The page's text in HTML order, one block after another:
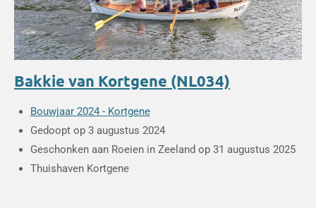
Bakkie van Kortgene (NL034)
Bouwjaar 2024 - Kortgene
Gedoopt op 3 augustus 2024
Geschonken aan Roeien in Zeeland op 31 augustus 2025
Thuishaven Kortgene